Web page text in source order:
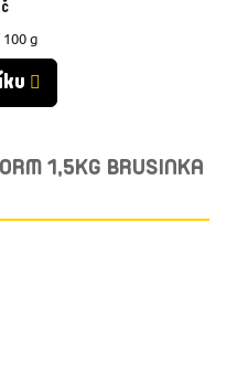
100 g
1,5KG BRUSINKA